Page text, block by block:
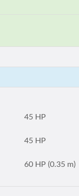
45 HP
45 HP
60 HP (0.35 m)